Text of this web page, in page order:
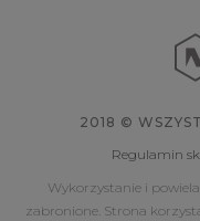
2018 ©
Regulamin
Wykorzystanie i
zabronione. Strona